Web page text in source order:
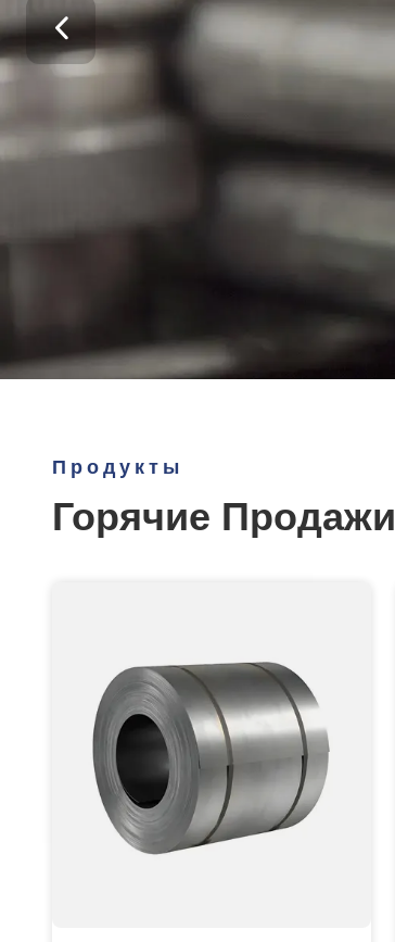
Продукты
Горячие Продажи